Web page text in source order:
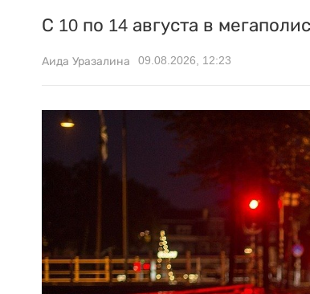
С 10 по 14 августа в
Аида Уразалина 09.08.2026, 12:23